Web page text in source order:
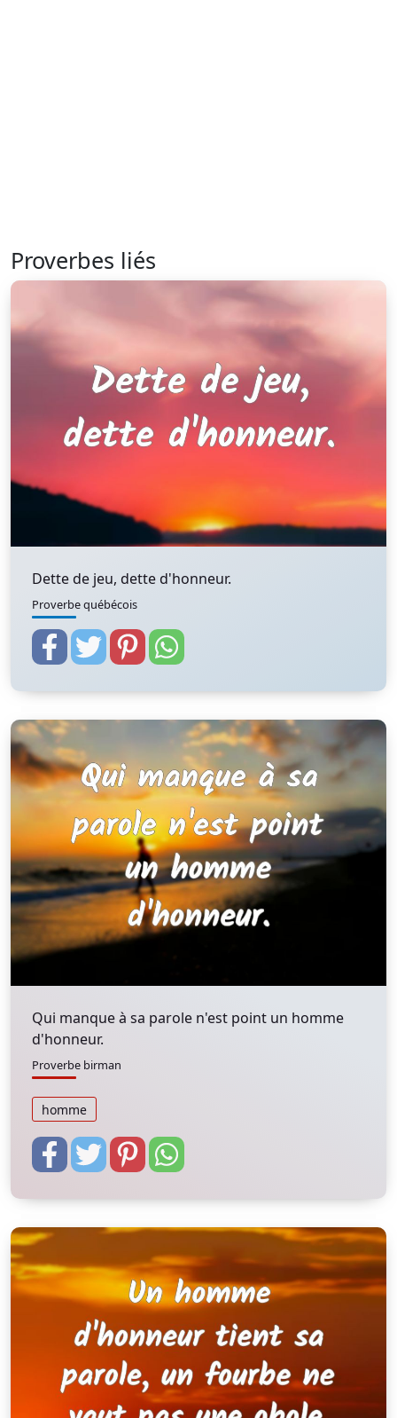
Proverbes liés
Dette de jeu, dette d'honneur.
Proverbe québécois
Qui manque à sa parole n'est point un homme
d'honneur.
Proverbe birman
homme